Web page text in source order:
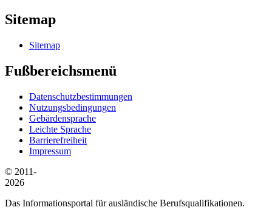
Sitemap
Sitemap
Fußbereichsmenü
Datenschutzbestimmungen
Nutzungsbedingungen
Gebärdensprache
Leichte Sprache
Barrierefreiheit
Impressum
© 2011-
2026
Das Informationsportal für ausländische Berufsqualifikationen.